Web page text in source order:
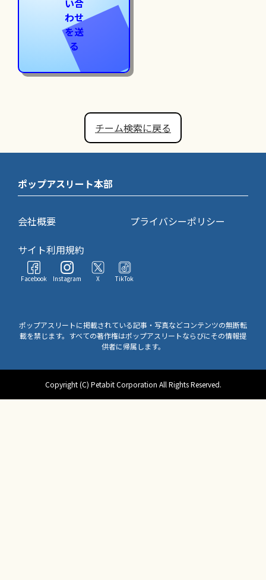
い合
わせ
を送
る
チーム検索に戻る
ポップアスリート本部
会社概要
プライバシーポリシー
サイト利用規約
Facebook Instagram X TikTok
ポップアスリートに掲載されている記事・写真などコンテンツの無断転
載を禁じます。すべての著作権はポップアスリートならびにその情報提
供者に帰属します。
Copyright (C) Petabit Corporation All Rights Reserved.